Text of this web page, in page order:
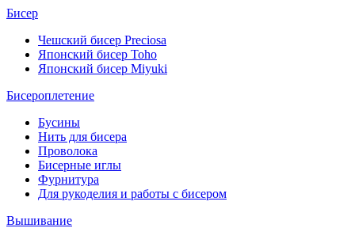
Бисер
Чешский бисер Preciosa
Японский бисер Toho
Японский бисер Miyuki
Бисероплетение
Бусины
Нить для бисера
Проволока
Бисерные иглы
Фурнитура
Для рукоделия и работы с бисером
Вышивание